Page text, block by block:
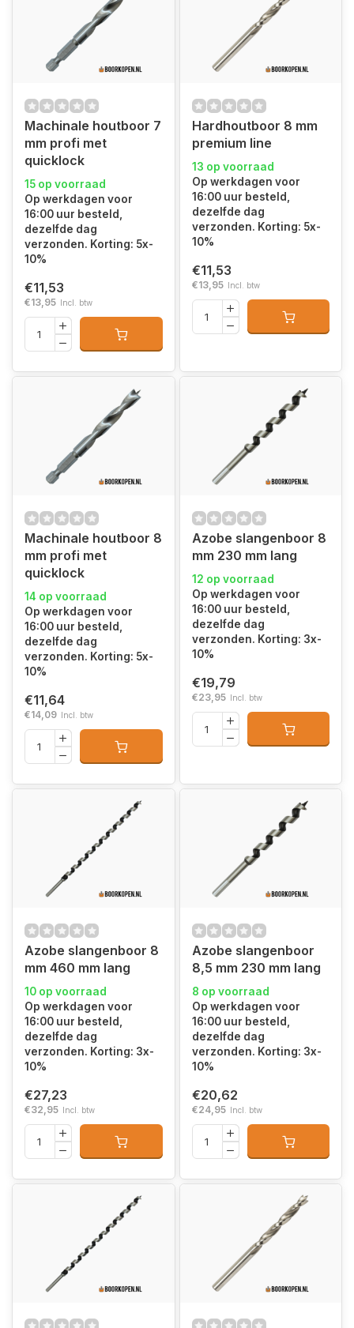
Machinale houtboor 7
mm profi met
quicklock
15 op voorraad
Op werkdagen voor
16:00 uur besteld,
dezelfde dag
verzonden. Korting: 5x-
10%
€11,53
€13,95 Incl. btw
Hardhoutboor 8 mm
premium line
13 op voorraad
Op werkdagen voor
16:00 uur besteld,
dezelfde dag
verzonden. Korting: 5x-
10%
€11,53
€13,95 Incl. btw
Machinale houtboor 8
mm profi met
quicklock
14 op voorraad
Op werkdagen voor
16:00 uur besteld,
dezelfde dag
verzonden. Korting: 5x-
10%
€11,64
€14,09 Incl. btw
Azobe slangenboor 8
mm 230 mm lang
12 op voorraad
Op werkdagen voor
16:00 uur besteld,
dezelfde dag
verzonden. Korting: 3x-
10%
€19,79
€23,95 Incl. btw
Azobe slangenboor 8
mm 460 mm lang
10 op voorraad
Op werkdagen voor
16:00 uur besteld,
dezelfde dag
verzonden. Korting: 3x-
10%
€27,23
€32,95 Incl. btw
Azobe slangenboor
8,5 mm 230 mm lang
8 op voorraad
Op werkdagen voor
16:00 uur besteld,
dezelfde dag
verzonden. Korting: 3x-
10%
€20,62
€24,95 Incl. btw